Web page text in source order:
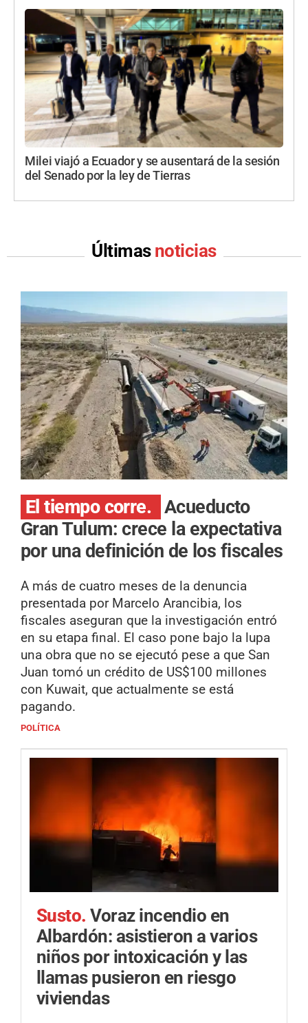
Milei viajó a Ecuador y se ausentará de la sesión
del Senado por la ley de Tierras
Últimas noticias
El tiempo corre. Acueducto
Gran Tulum: crece la expectativa
por una definición de los fiscales
A más de cuatro meses de la denuncia
presentada por Marcelo Arancibia, los
fiscales aseguran que la investigación entró
en su etapa final. El caso pone bajo la lupa
una obra que no se ejecutó pese a que San
Juan tomó un crédito de US$100 millones
con Kuwait, que actualmente se está
pagando.
POLÍTICA
Susto.Voraz incendio en
Albardón: asistieron a varios
niños por intoxicación y las
llamas pusieron en riesgo
viviendas